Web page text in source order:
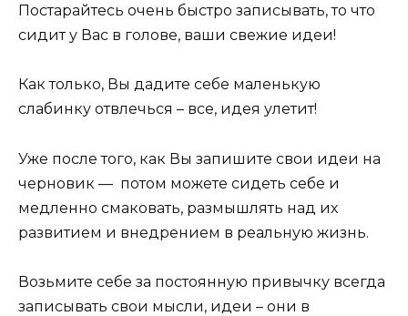
Постарайтесь очень быстро записывать, то что
сидит у Вас в голове, ваши свежие идеи!
Как только, Вы дадите себе маленькую
слабинку отвлечься – все, идея улетит!
Уже после того, как Вы запишите свои идеи на
черновик — потом можете сидеть себе и
медленно смаковать, размышлять над их
развитием и внедрением в реальную жизнь.
Возьмите себе за постоянную привычку всегда
записывать свои мысли, идеи – они в